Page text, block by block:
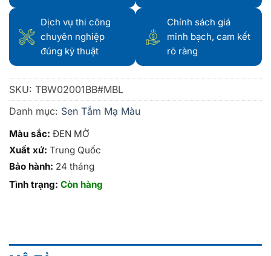
Dịch vụ thi công
chuyên nghiệp
đúng kỹ thuật
Chính sách giá
minh bạch, cam kết
rõ ràng
SKU: TBW02001BB#MBL
Danh mục: Sen Tắm Mạ Màu
Màu sắc: ĐEN MỜ
Xuất xứ: Trung Quốc
Bảo hành: 24 tháng
Tình trạng: Còn hàng